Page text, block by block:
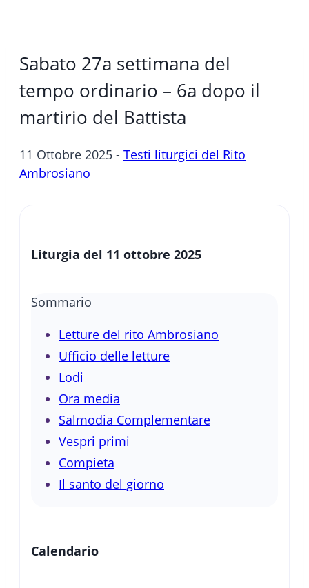
Sabato 27a settimana del
tempo ordinario – 6a dopo il
martirio del Battista
11 Ottobre 2025 - Testi liturgici del Rito
Ambrosiano
Liturgia del 11 ottobre 2025
Sommario
Letture del rito Ambrosiano
Ufficio delle letture
Lodi
Ora media
Salmodia Complementare
Vespri primi
Compieta
Il santo del giorno
Calendario